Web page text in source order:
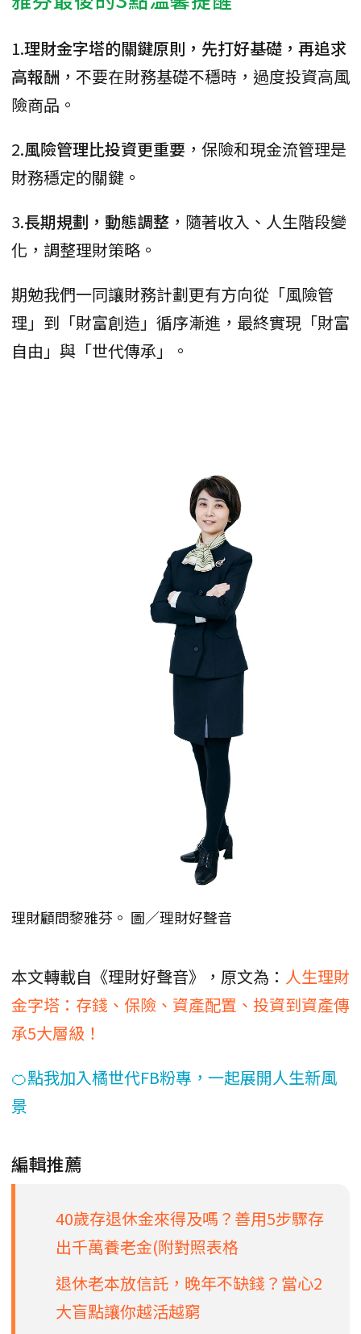
1.理財金字塔的關鍵原則，先打好基礎，再追求
高報酬 ，不要在財務基礎不穩時，過度投資高風
險商品。
2.風險管理比投資更重要 ，保險和現金流管理是
財務穩定的關鍵。
3.長期規劃，動態調整 ，隨著收入、人生階段變
化，調整理財策略。
期勉我們一同讓財務計劃更有方向從「風險管
理」到「財富創造」循序漸進，最終實現「財富
自由」與「世代傳承」。
理財顧問黎雅芬。 圖／理財好聲音
本文轉載自《理財好聲音》，原文為： 人生理財
金字塔：存錢、保險、資產配置、投資到資產傳
承5大層級！
🍊點我加入橘世代FB粉專，一起展開人生新風
景
編輯推薦
40歲存退休金來得及嗎？善用5步驟存
出千萬養老金(附對照表格
退休老本放信託，晚年不缺錢？當心2
大盲點讓你越活越窮